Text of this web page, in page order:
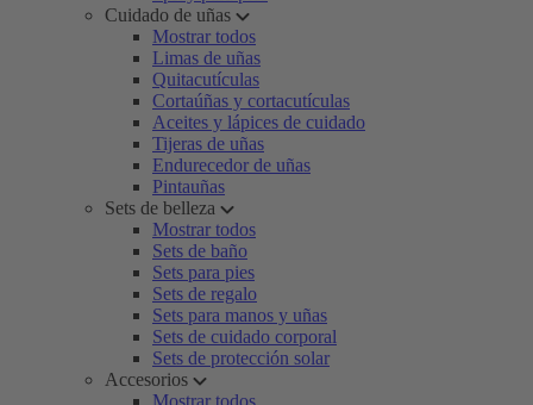
Cuidado de uñas
Mostrar todos
Limas de uñas
Quitacutículas
Cortaúñas y cortacutículas
Aceites y lápices de cuidado
Tijeras de uñas
Endurecedor de uñas
Pintauñas
Sets de belleza
Mostrar todos
Sets de baño
Sets para pies
Sets de regalo
Sets para manos y uñas
Sets de cuidado corporal
Sets de protección solar
Accesorios
Mostrar todos